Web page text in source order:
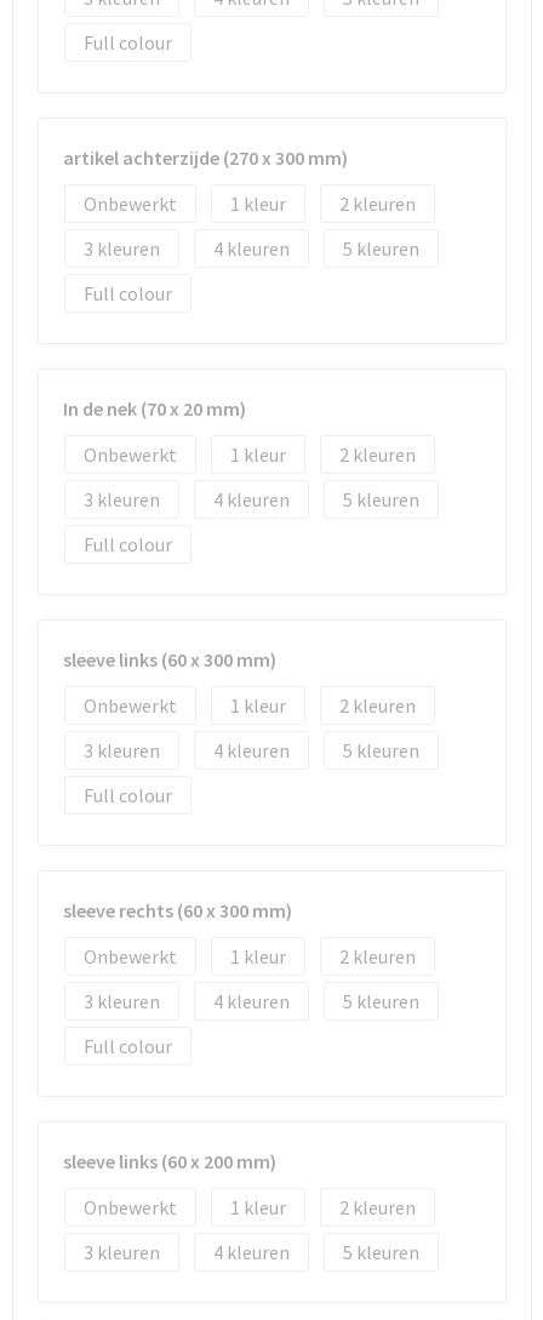
Full colour
artikel achterzijde (270 x 300 mm)
Onbewerkt
1
2
3
4
5
Full colour
In de nek (70 x 20 mm)
Onbewerkt
1
2
3
4
5
Full colour
sleeve links (60 x 300 mm)
Onbewerkt
1
2
3
4
5
Full colour
sleeve rechts (60 x 300 mm)
Onbewerkt
1
2
3
4
5
Full colour
sleeve links (60 x 200 mm)
Onbewerkt
1
2
3
4 5